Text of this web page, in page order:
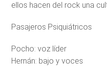
ellos hacen del rock una
Pasajeros Psiquiátricos
Pocho: voz líder
Hernán: bajo y voces